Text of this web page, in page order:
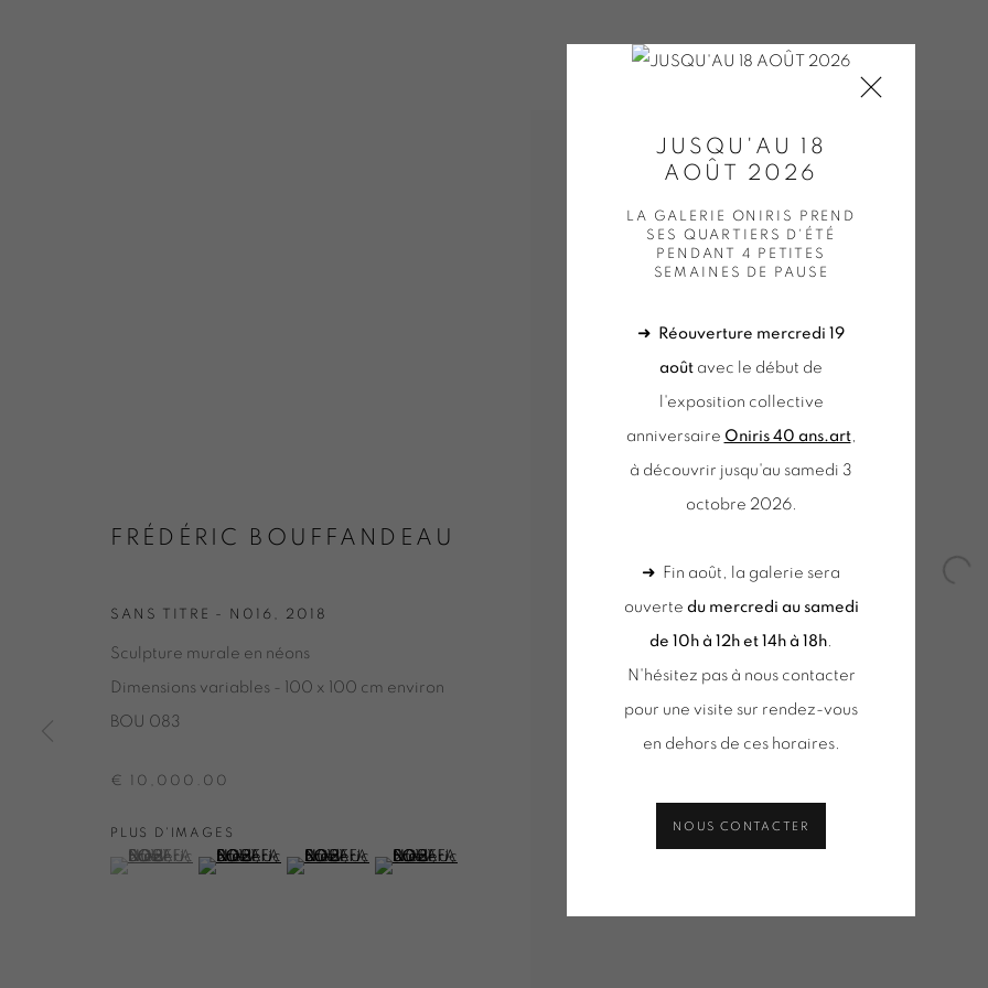
FRÉDÉRIC BOUFFANDEAU
FRÉDÉRIC BOUFFANDEAU VUES D'INSTALLATION SÉLECTION D'OEUVRES
JUSQU'AU 18
AOÛT 2026
LA GALERIE ONIRIS PREND
SES QUARTIERS D'ÉTÉ
PENDANT 4 PETITES
SEMAINES DE PAUSE
➜ Réouverture mercredi 19
août avec le début de
l'exposition collective
anniversaire Oniris 40 ans.art,
à découvrir jusqu'au samedi 3
octobre 2026.
➜ Fin août, la galerie sera
ouverte du mercredi au samedi
de 10h à 12h et 14h à 18h.
N'hésitez pas à nous contacter
pour une visite sur rendez-vous
en dehors de ces horaires.
NOUS CONTACTER
FRÉDÉRIC BOUFFANDEAU
SANS TITRE - N016 , 2018
Sculpture murale en néons
Dimensions variables - 100 x 100 cm environ
BOU 083
€ 10,000.00
PLUS D'IMAGES
(View a larger image of thumbnail 1 )
, currently selected.
, currently selected.
, currently selected.(View a larger image of thumbnail 2 )
(View a larger image of thumbnail 3 )
(View a larger image of thumbnail 4 )